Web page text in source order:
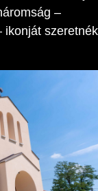
–
ikonját szeretnék